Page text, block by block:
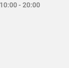
10:00 - 20:00